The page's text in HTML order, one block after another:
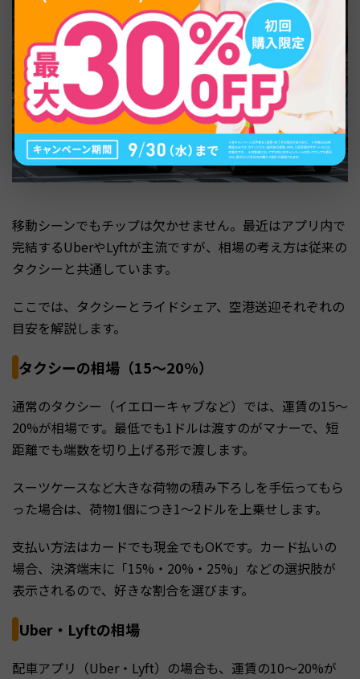
移動シーンでもチップは欠かせません。最近はアプリ内で
完結するUberやLyftが主流ですが、相場の考え方は従来の
タクシーと共通しています。
ここでは、タクシーとライドシェア、空港送迎それぞれの
目安を解説します。
タクシーの相場（15〜20%）
通常のタクシー（イエローキャブなど）では、運賃の15〜
20%が相場です。最低でも1ドルは渡すのがマナーで、短
距離でも端数を切り上げる形で渡します。
スーツケースなど大きな荷物の積み下ろしを手伝ってもら
った場合は、荷物1個につき1〜2ドルを上乗せします。
支払い方法はカードでも現金でもOKです。カード払いの
場合、決済端末に「15%・20%・25%」などの選択肢が
表示されるので、好きな割合を選びます。
Uber・Lyftの相場
配車アプリ（Uber・Lyft）の場合も、運賃の10〜20%が